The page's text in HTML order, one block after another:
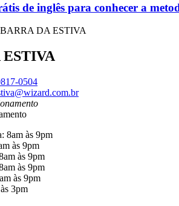
de inglês para conhecer a
BARRA DA ESTIVA
ESTIVA
0504
8am às 9pm
às 9pm
às 9pm
às 9pm
às 9pm
3pm